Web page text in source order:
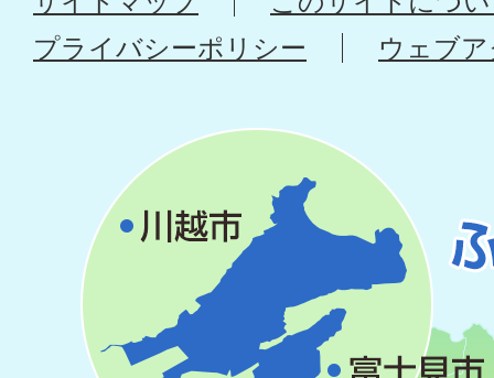
プライバシーポリシー
ウェブ